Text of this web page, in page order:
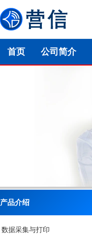
首页 公司简介
产品介绍
数据采集与打印